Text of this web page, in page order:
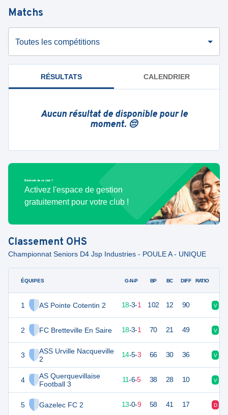
Matchs
Toutes les compétitions
RÉSULTATS CALENDRIER
Aucun résultat de disponible pour le
moment. 😔
Bénévole de ce club ?
Activez l'espace de gestion
gratuitement pour votre club !
Classement OHS
Championnat Seniors D4 Jsp Industries - POULE A - UNIQUE
ÉQUIPES
1 AS Pointe Cotentin 2
2 FC Bretteville En Saire
3
ASS Urville Nacqueville
2
4
AS Querquevillaise
Football 3
5 Gazelec FC 2
G-N-P BP BC DIFF RATIO
57 18-3-1 102 12 90 V
57 22 18-3-1 70 21 49 V
47 22 14-5-3 66 30 36 V
39 11-6-5 38 28 10 V
13-0-9 58 41 17 D